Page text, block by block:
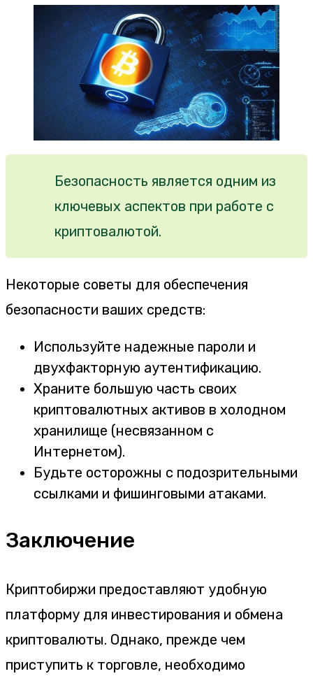
Безопасность является одним из
ключевых аспектов при работе с
криптовалютой.
Некоторые советы для обеспечения
безопасности ваших средств:
Используйте надежные пароли и
двухфакторную аутентификацию.
Храните большую часть своих
криптовалютных активов в холодном
хранилище (несвязанном с
Интернетом).
Будьте осторожны с подозрительными
ссылками и фишинговыми атаками.
Заключение
Криптобиржи предоставляют удобную
платформу для инвестирования и обмена
криптовалюты. Однако, прежде чем
приступить к торговле, необходимо